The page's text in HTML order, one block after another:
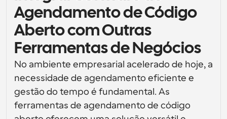
Para Indivíduos
Agendamento pessoal simplificado
Agendamento colaborativo para grupos
Para Organizações
Equipas maiores que agendam para um maior controlo
e segurança
Desenvolvedor
Documentação do Desenvolvedor
Documentação para a plataforma Cal.com
API
Recursos
Tipo de Letra: Cal Sans UI & Text
O nosso próprio tipo de letra variável para o design de
Cal.ai
Preços
Agendamento de Código
Aberto com Outras
Ferramentas de Negócios
No ambiente empresarial acelerado de hoje, a
necessidade de agendamento eficiente e
gestão do tempo é fundamental. As
ferramentas de agendamento de código